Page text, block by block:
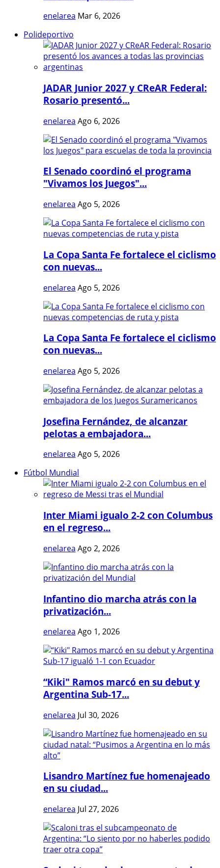
enelarea Mar 6, 2026
Polideportivo
JADAR Junior 2027 y CReAR Federal:
Rosario presentó...
enelarea Ago 6, 2026
El Senado coordinó el programa
"Vivamos los Juegos"...
enelarea Ago 5, 2026
La Copa Santa Fe fortalece el ciclismo
con nuevas...
enelarea Ago 5, 2026
La Copa Santa Fe fortalece el ciclismo
con nuevas...
enelarea Ago 5, 2026
Josefina Fernández, de alcanzar
pelotas a embajadora...
enelarea Ago 5, 2026
Fútbol Mundial
Inter Miami igualo 2-2 con Columbus
en el regreso...
enelarea Ago 2, 2026
Infantino dio marcha atrás con la
privatización...
enelarea Ago 1, 2026
“Kiki" Ramos marcó en su debut y
Argentina Sub-17...
enelarea Jul 30, 2026
Lisandro Martínez fue homenajeado
en su ciudad...
enelarea Jul 27, 2026